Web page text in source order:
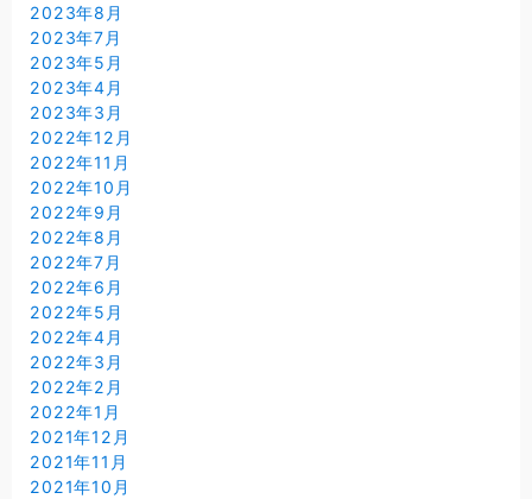
2023年8月
2023年7月
2023年5月
2023年4月
2023年3月
2022年12月
2022年11月
2022年10月
2022年9月
2022年8月
2022年7月
2022年6月
2022年5月
2022年4月
2022年3月
2022年2月
2022年1月
2021年12月
2021年11月
2021年10月